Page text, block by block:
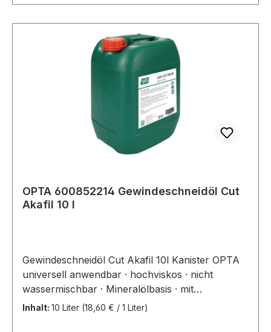
OPTA 600852214 Gewindeschneidöl Cut
Akafil 10 l
Gewindeschneidöl Cut Akafil 10l Kanister OPTA
universell anwendbar · hochviskos · nicht
wassermischbar · Mineralölbasis · mit
leistungsstarken Wirkstoffen in besonders hoher
Inhalt: 10 Liter (18,60 € / 1 Liter)